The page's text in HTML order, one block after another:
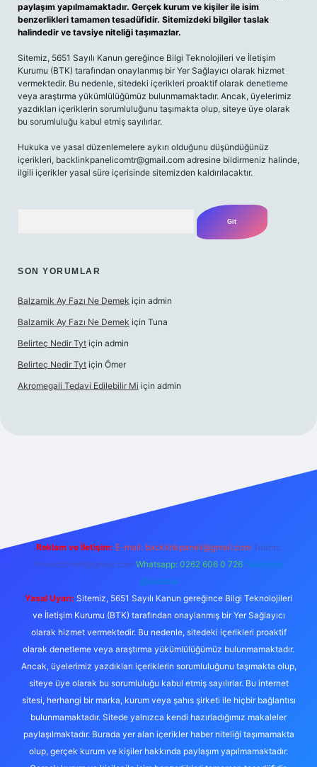
paylaşım yapılmamaktadır. Gerçek kurum ve kişiler ile isim
benzerlikleri tamamen tesadüfidir. Sitemizdeki bilgiler taslak
halindedir ve tavsiye niteliği taşımazlar.
Sitemiz, 5651 Sayılı Kanun gereğince Bilgi Teknolojileri ve İletişim
Kurumu (BTK) tarafından onaylanmış bir Yer Sağlayıcı olarak hizmet
vermektedir. Bu nedenle, sitedeki içerikleri proaktif olarak denetleme
veya araştırma yükümlülüğümüz bulunmamaktadır. Ancak, üyelerimiz
yazdıkları içeriklerin sorumluluğunu taşımakta olup, siteye üye olarak
bu sorumluluğu kabul etmiş sayılırlar.
Hukuka ve yasal düzenlemelere aykırı olduğunu düşündüğünüz
içerikleri, backlinkpanelicomtr@gmail.com adresine bildirmeniz halinde,
ilgili içerikler yasal süre içerisinde sitemizden kaldırılacaktır.
SON YORUMLAR
Balzamik Ay Fazı Ne Demek için admin
Balzamik Ay Fazı Ne Demek için Tuna
Belirteç Nedir Tyt için admin
Belirteç Nedir Tyt için Ömer
Akromegali Tedavi Edilebilir Mi için admin
Reklam ve İletişim: E-mail: backlinkpaneli@gmail.com Teams:
forumhizmeti@gmail.com Whatsapp: 0262 606 0 726 Telegram:
@karabul
Yasal Uyarı: Sitemiz, 5651 Sayılı Kanun gereğince Bilgi Teknolojileri
ve İletişim Kurumu (BTK) tarafından onaylanmış bir Yer Sağlayıcı
olarak hizmet vermektedir. Bu nedenle, sitedeki içerikleri proaktif
olarak denetleme veya araştırma yükümlülüğümüz bulunmamaktadır.
Ancak, üyelerimiz yazdıkları içeriklerin sorumluluğunu taşımakta olup,
siteye üye olarak bu sorumluluğu kabul etmiş sayılırlar. Bu internet
sitesi, herhangi bir marka, kurum veya şahıs şirketi ile hiçbir bağlantısı
bulunmamaktadır. Sitede yalnızca kendi hazırladığımız makaleler
paylaşılmaktadır. Burada yer alan içerikler haber niteliği taşımamakta
olup, gerçek kurum ve kişiler hakkında paylaşım yapılmamaktadır.